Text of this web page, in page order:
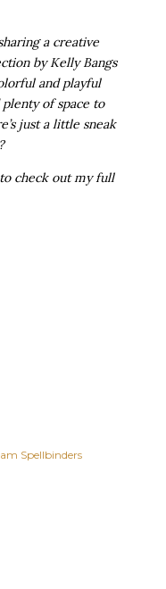
a creative
by Kelly Bangs
and playful
of space to
just a little sneak
check out my full
Spellbinders